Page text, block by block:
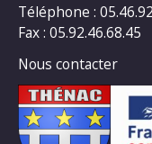
Téléphone :
Fax : 05.92.46.68.45
Nous contacter